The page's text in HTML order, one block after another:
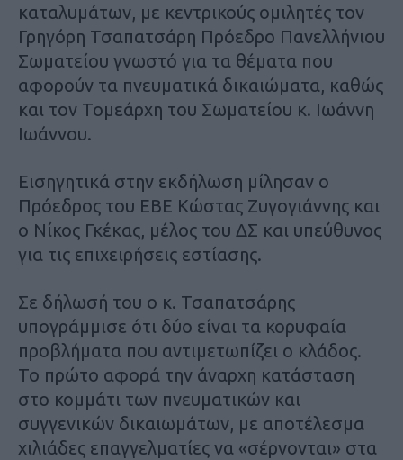
καταλυμάτων, με κεντρικούς ομιλητές τον
Γρηγόρη Τσαπατσάρη Πρόεδρο Πανελλήνιου
Σωματείου γνωστό για τα θέματα που
αφορούν τα πνευματικά δικαιώματα, καθώς
και τον Τομεάρχη του Σωματείου κ. Ιωάννη
Ιωάννου.
Εισηγητικά στην εκδήλωση μίλησαν ο
Πρόεδρος του ΕΒΕ Κώστας Ζυγογιάννης και
ο Νίκος Γκέκας, μέλος του ΔΣ και υπεύθυνος
για τις επιχειρήσεις εστίασης.
Σε δήλωσή του ο κ. Τσαπατσάρης
υπογράμμισε ότι δύο είναι τα κορυφαία
προβλήματα που αντιμετωπίζει ο κλάδος.
Το πρώτο αφορά την άναρχη κατάσταση
στο κομμάτι των πνευματικών και
συγγενικών δικαιωμάτων, με αποτέλεσμα
χιλιάδες επαγγελματίες να «σέρνονται» στα